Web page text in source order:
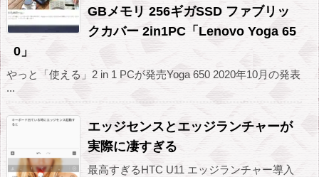
GBメモリ 256ギガSSD ファブリッ
クカバー 2in1PC「Lenovo Yoga 65
0」
やっと「使える」2 in 1 PCが発売Yoga 650 2020年10月の発表
...
エッジセンスとエッジランチャーが
実際に凄すぎる
最高すぎるHTC U11 エッジランチャー導入